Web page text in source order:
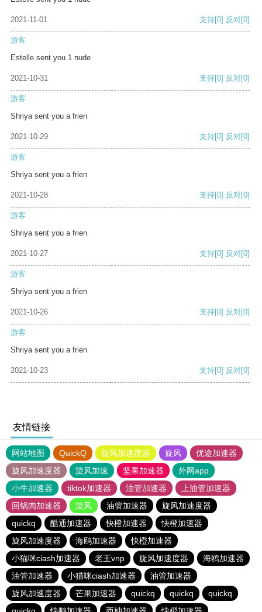
2021-11-01 支持[0] 反对[0]
游客
Estelle sent you 1 nude
2021-10-31 支持[0] 反对[0]
游客
Shriya sent you a frien
2021-10-29 支持[0] 反对[0]
游客
Shriya sent you a frien
2021-10-28 支持[0] 反对[0]
游客
Shriya sent you a frien
2021-10-27 支持[0] 反对[0]
游客
Shriya sent you a frien
2021-10-26 支持[0] 反对[0]
游客
Shriya sent you a frien
2021-10-23 支持[0] 反对[0]
友情链接
网站地图 QuickQ 旋风加速度器 旋风
优途加速器
旋风加速度器
旋风加速 坚果加速器
外网app
小牛加速器
tiktok加速器 油管加速器
上油管加速器
回锅肉加速器
旋风 油管加速器
旋风加速度器
quickq
酷通加速器 快橙加速器
快橙加速器
旋风加速度器
海鸥加速器
快橙加速器
小猫咪ciash加速器
老王vnp 旋风加速度器
海鸥加速器
油管加速器
小猫咪ciash加速器
油管加速器
旋风加速度器
芒果加速器 quickq quickq
quickq